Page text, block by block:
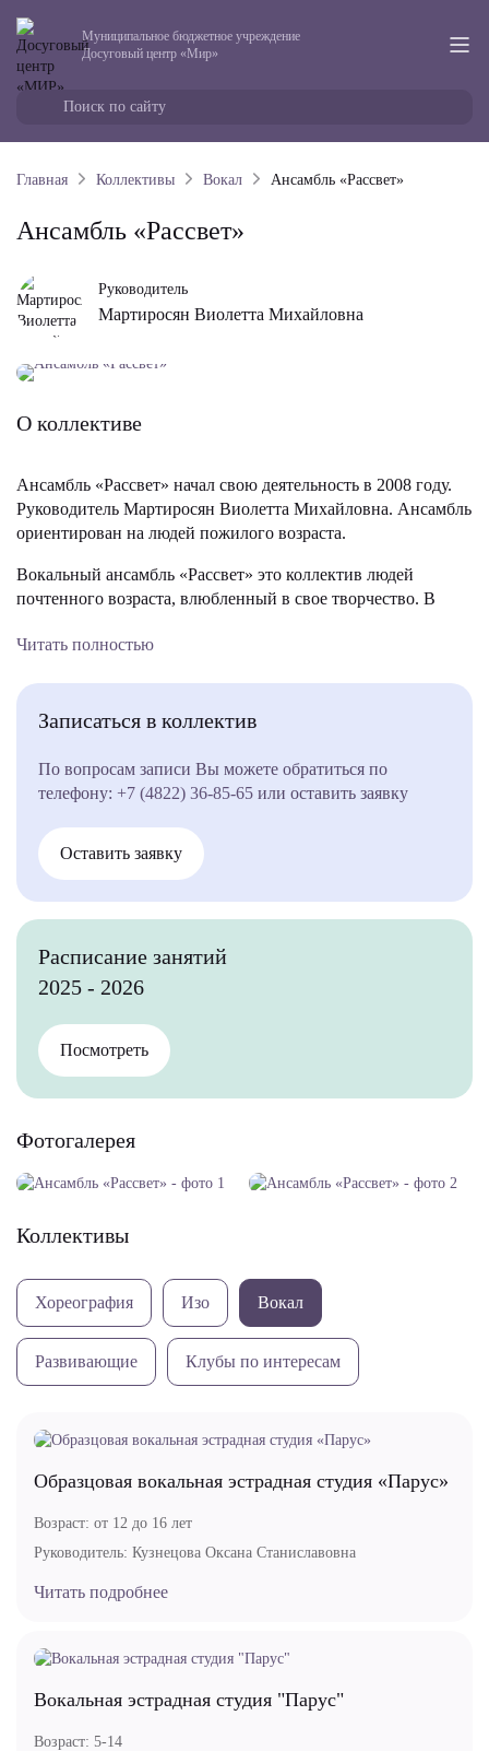
Муниципальное бюджетное учреждение
Досуговый центр «Мир»
Главная Коллективы Вокал Ансамбль «Рассвет»
Ансамбль «Рассвет»
Руководитель
Мартиросян Виолетта Михайловна
О коллективе
Ансамбль «Рассвет» начал свою деятельность в 2008 году.
Руководитель Мартиросян Виолетта Михайловна. Ансамбль
ориентирован на людей пожилого возраста.
Вокальный ансамбль «Рассвет» это коллектив людей
почтенного возраста, влюбленный в свое творчество. В
Это и народные песни, и романсы, и песни из
Участники ансамбля с большим удовольствием выступают
зрителям искренние, теплые эмоции. Этот коллектив идет с
песней по жизни и с музыкой в сердце.
Регулярно (каждую вторую субботу месяца) ансамбль
«Рассвет» выступает в библиотеке им. А.И. Герцена.
Вокальные произведения исполняются как в сольном, так и
в ансамблевом вариантах. Отдельные участники ансамбля
читают стихи.
Читать полностью
Записаться в коллектив
По вопросам записи Вы можете обратиться по
телефону: +7 (4822) 36-85-65 или оставить заявку
Оставить заявку
Расписание занятий
2025 - 2026
Посмотреть
Фотогалерея
Коллективы
Хореография Изо Вокал
Развивающие Клубы по интересам
Образцовая вокальная эстрадная студия «Парус»
Возраст: от 12 до 16 лет
Руководитель: Кузнецова Оксана Станиславовна
Читать подробнее
Вокальная эстрадная студия "Парус"
Возраст: 5-14